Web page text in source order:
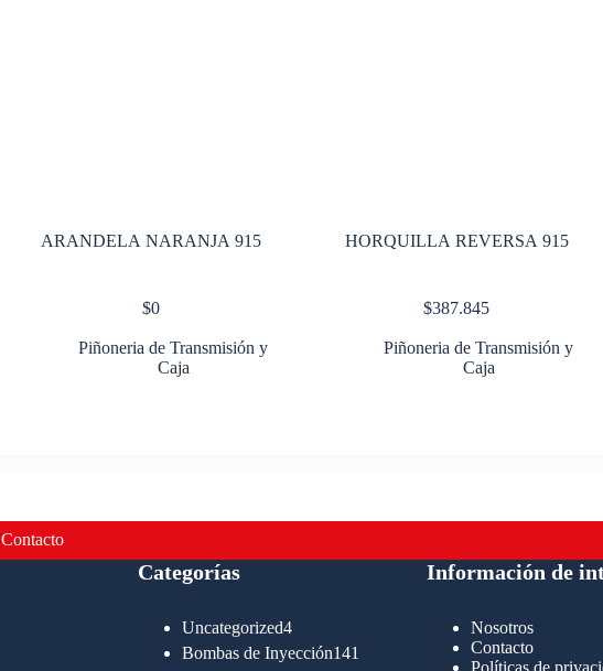
ARANDELA NARANJA 915
$0
Piñoneria de Transmisión y
Caja
HORQUILLA REVERSA 915
$387.845
Piñoneria de Transmisión y
Caja
Contacto
Categorías
Uncategorized44
productos
Bombas de Inyección141
Información de
Nosotros
Contacto
Políticas de